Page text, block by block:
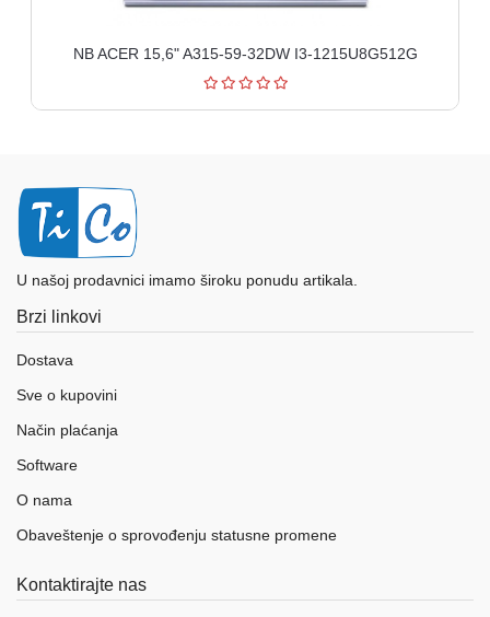
NB ACER 15,6" A315-59-32DW I3-1215U8G512G
U našoj prodavnici imamo široku ponudu artikala.
Brzi linkovi
Dostava
Sve o kupovini
Način plaćanja
Software
O nama
Obaveštenje o sprovođenju statusne promene
Kontaktirajte nas